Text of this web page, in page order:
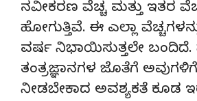
ನವೀಕರಣ ವೆಚ್ಚ ಮತ್ತು ಇತರ
ಹೋಗುತ್ತಿವೆ. ಈ ಎಲ್ಲಾ
ವರ್ಷ ನಿಭಾಯಿಸುತ್ತಲೇ ಬಂದಿದೆ.
ತಂತ್ರಜ್ಞಾನಗಳ ಜೊತೆಗೆ
ನೀಡಬೇಕಾದ ಅವಶ್ಯಕತೆ ಕೂಡ